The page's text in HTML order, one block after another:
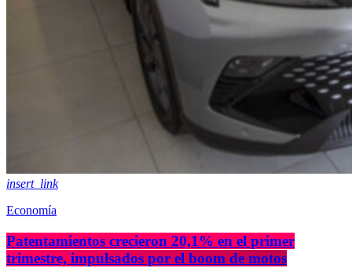
insert_link
Economía
Patentamientos crecieron 20,1% en el primer
trimestre, impulsados por el boom de motos